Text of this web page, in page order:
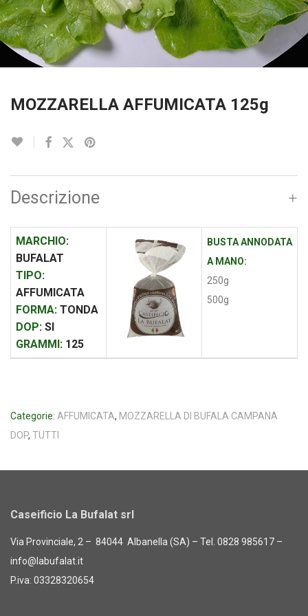
MOZZARELLA AFFUMICATA 125g
Descrizione
MARCHIO:
BUFALAT
TIPO:
AFFUMICATA
FORMA: TONDA
DOP: SI
GRAMMI: 125
BUSTA ANNODATA
A MANO:
250g
500g
Categorie: AFFUMICATA, MOZZARELLA DI BUFALA CAMPANA
DOP, TUTTI
Caseificio La Bufalat srl
Via Provinciale, 2 – 84044 Albanella (SA) – Tel. 0828 985617 –
info@labufalat.it
P.iva: 03328320654